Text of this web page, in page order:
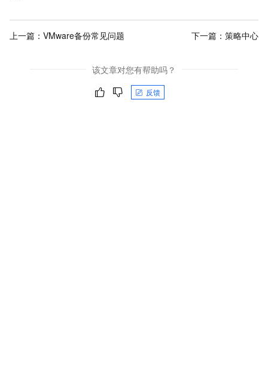
上一篇： VMware备份常见问题 下一篇： 策略中心
该文章对您有帮助吗？
反馈